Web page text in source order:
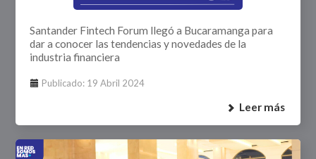
Santander Fintech Forum llegó a Bucaramanga para
dar a conocer las tendencias y novedades de la
industria financiera
Publicado: 19 Abril 2024
Leer más